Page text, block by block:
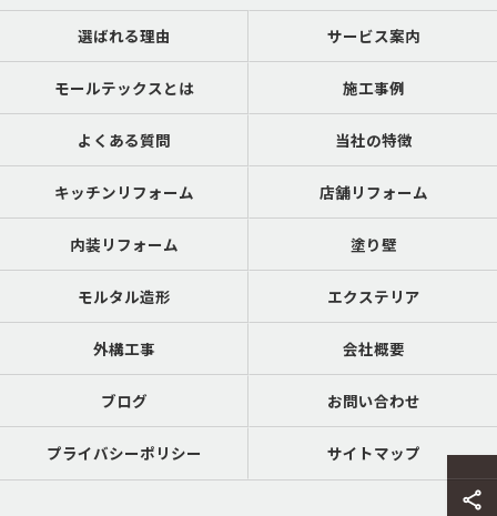
選ばれる理由 サービス案内
モールテックスとは 施工事例
よくある質問 当社の特徴
キッチンリフォーム 店舗リフォーム
内装リフォーム 塗り壁
モルタル造形 エクステリア
外構工事 会社概要
ブログ お問い合わせ
プライバシーポリシー サイトマップ